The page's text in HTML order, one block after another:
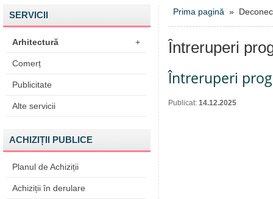
SERVICII
Arhitectură +
Comerț
Publicitate
Alte servicii
ACHIZIȚII PUBLICE
Planul de Achiziții
Achiziții în derulare
Prima pagină »
Întreruperi
Întreruperi
Publicat: 14.12.2025